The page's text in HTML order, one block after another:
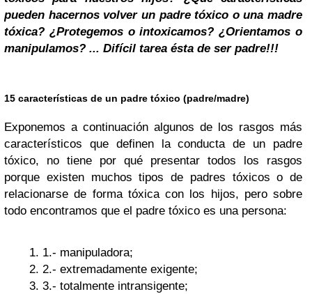
pueden hacernos volver un padre tóxico o una madre
tóxica? ¿Protegemos o intoxicamos? ¿Orientamos o
manipulamos? ... Difícil tarea ésta de ser padre!!!
15 características de un padre tóxico (padre/madre)
Exponemos a continuación algunos de los rasgos más
característicos que definen la conducta de un padre
tóxico, no tiene por qué presentar todos los rasgos
porque existen muchos tipos de padres tóxicos o de
relacionarse de forma tóxica con los hijos, pero sobre
todo encontramos que el padre tóxico es una persona:
1.- manipuladora;
2.- extremadamente exigente;
3.- totalmente intransigente;